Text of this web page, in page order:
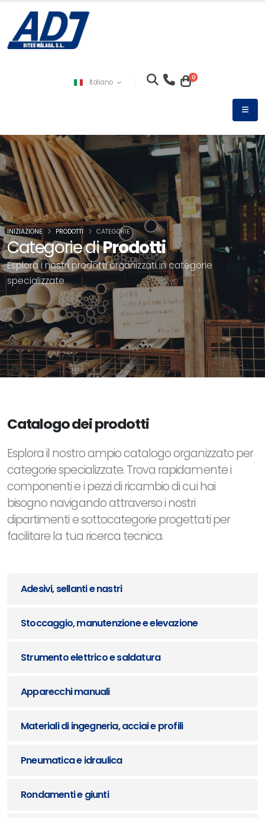
Italiano 0
Categorie diProdotti
Esplora i nostri prodotti organizzati in categorie
specializzate
INIZIAZIONE PRODOTTI CATEGORIE
Catalogo dei prodotti
Esplora il nostro ampio catalogo organizzato per
categorie specializzate. Trova rapidamente i
componenti e i pezzi di ricambio di cui hai
bisogno navigando attraverso i nostri
dipartimenti e sottocategorie progettati per
facilitare la tua ricerca tecnica.
Adesivi, sellanti e nastri
Stoccaggio, manutenzione e elevazione
Strumento elettrico e saldatura
Apparecchi manuali
Materiali di ingegneria, acciai e profili
Pneumatica e idraulica
Rondamenti e giunti